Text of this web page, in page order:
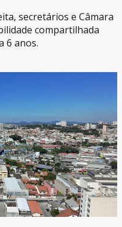
secretários e Câmara
compartilhada
6 anos.